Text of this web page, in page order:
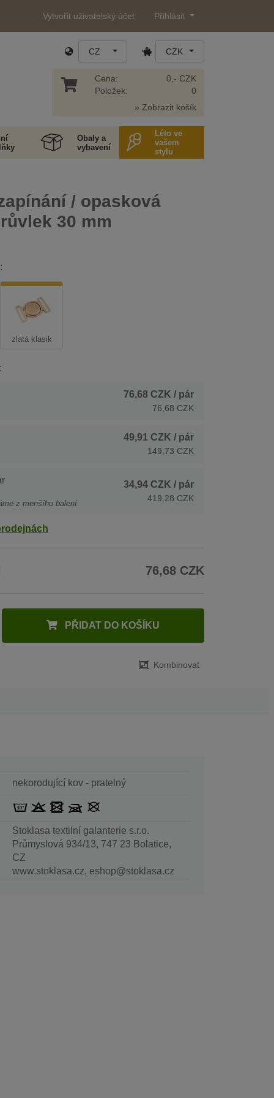
Vytvořit uživatelský účet Přihlásit
CZ CZK
Cena:
Položek:
0,- CZK
0
» Zobrazit košík
Obaly a
vybavení
Léto ve
vašem
stylu
/ opasková
30 mm
zlatá klasik
76,68 CZK / pár
76,68 CZK
49,91 CZK / pár
149,73 CZK
z menšího balení
34,94 CZK / pár
419,28 CZK
76,68 CZK
PŘIDAT DO KOŠÍKU
Kombinovat
nekorodující kov - pratelný
Stoklasa textilní galanterie s.r.o.
Průmyslová 934/13, 747 23 Bolatice,
CZ
www.stoklasa.cz, eshop@stoklasa.cz